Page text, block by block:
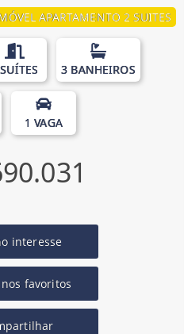
APARTAMENTO 2 SUITES
3 BANHEIROS
1 VAGA
interesse
favoritos